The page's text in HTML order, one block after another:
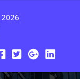
2026